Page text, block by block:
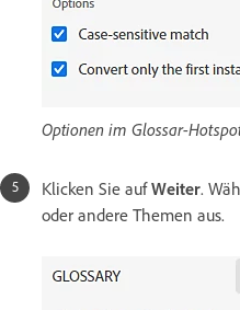
Optionen im Glossar-
Klicken Sie aufWeiter.
oder andere Themen aus.